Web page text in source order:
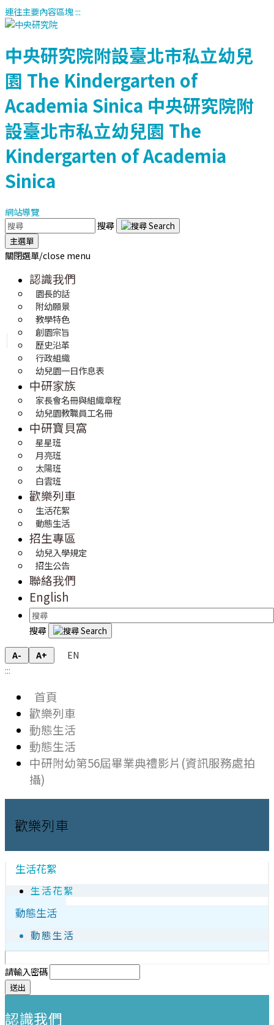
連往主要內容區塊:::
中央研究院附設臺北市私立幼兒
園 The Kindergarten of
Academia Sinica 中央研究院附
設臺北市私立幼兒園 The
Kindergarten of Academia
Sinica
網站導覽
搜尋
主選單
關閉選單/close menu
認識我們
園長的話
附幼願景
教學特色
創園宗旨
歷史沿革
行政組織
幼兒園一日作息表
中研家族
家長會名冊與組織章程
幼兒園教職員工名冊
中研寶貝窩
星星班
月亮班
太陽班
白雲班
歡樂列車
生活花絮
動態生活
招生專區
幼兒入學規定
招生公告
聯絡我們
English
搜尋
A- A+
EN
:::
首頁
歡樂列車
動態生活
動態生活
中研附幼第56屆畢業典禮影片(資訊服務處拍
攝)
歡樂列車
生活花絮
生活花絮
動態生活
動態生活
請輸入密碼
認識我們